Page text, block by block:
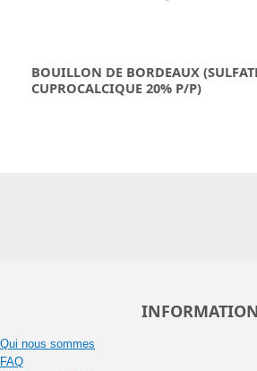
BOUILLON DE BORDEAUX
CUPROCALCIQUE 20% P/P)
INFORMATION
Qui nous sommes
FAQ